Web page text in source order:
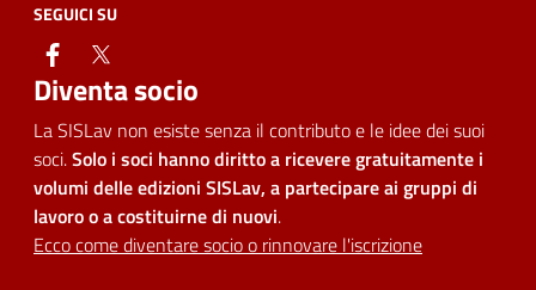
SEGUICI SU
facebook
Diventa socio
La SISLav non esiste senza il contributo e le idee dei suoi
soci.Solo i soci hanno diritto a ricevere gratuitamente i
volumi delle edizioni SISLav, a partecipare ai gruppi di
lavoro o a costituirne di nuovi.
Ecco come diventare socio o rinnovare l'iscrizione